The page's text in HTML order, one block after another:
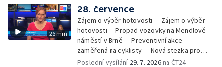
bývalého nákupního domu Letná — Končí 52.
ročník Letní filmové školy — 3. ročník
komunitní akce Stůl ve středu — Cesta na
podporu paliativní péče
26 min
28. července
Zájem o výběr hotovosti — Zájem o výběr
hotovosti — Propad vozovky na Mendlově
náměstí v Brně — Preventivní akce
zaměřená na cyklisty — Nová stezka pro
cyklisty na Zlínsku — Letecká linka mezi
Poslední vysílání 29. 7. 2026na ČT24